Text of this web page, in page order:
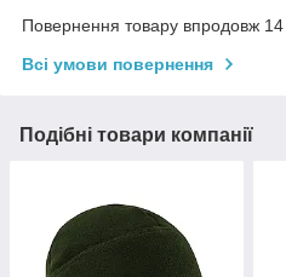
Повернення товару впродовж 14
Всі умови повернення
Подібні товари компанії